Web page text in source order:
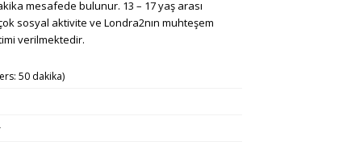
mesafede bulunur. 13 – 17 yaş arası
sosyal aktivite ve Londra2nın muhteşem
verilmektedir.
50 dakika)